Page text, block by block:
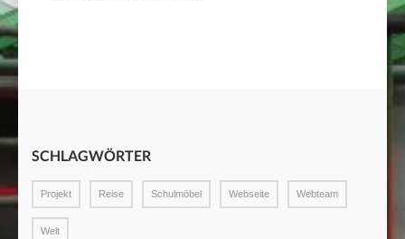
SCHLAGWÖRTER
Projekt Reise Schulmöbel Webseite Webteam
Welt